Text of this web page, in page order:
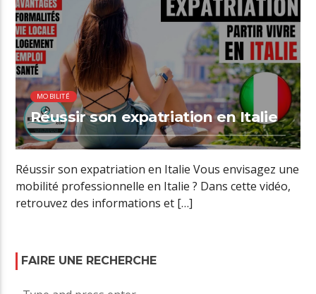
00:17 READ TIME
MOBILITÉ
Réussir son expatriation en Italie
Réussir son expatriation en Italie Vous envisagez une
mobilité professionnelle en Italie ? Dans cette vidéo,
retrouvez des informations et […]
FAIRE UNE RECHERCHE